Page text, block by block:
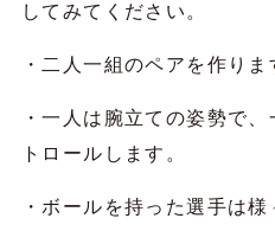
してみてください。
・二人一組のペアを作りま
・一人は腕立ての姿勢で
トロールします。
・ボールを持った選手は